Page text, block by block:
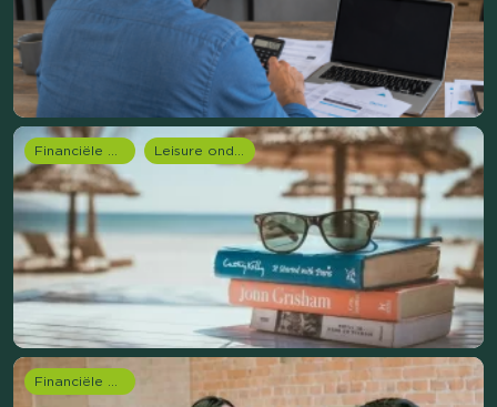
Financiële dienstverlening Leisure onderzoek
Financiële dienstverlening